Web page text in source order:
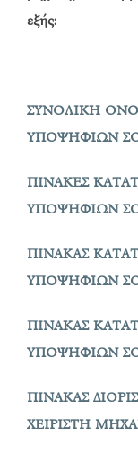
εξής:
ΣΥΝΟΛΙΚΗ
ΥΠΟΨΗΦΙΩΝ
ΠΙΝΑΚΕΣ
ΥΠΟΨΗΦΙΩΝ
ΠΙΝΑΚΑΣ
ΥΠΟΨΗΦΙΩΝ
ΠΙΝΑΚΑΣ
ΥΠΟΨΗΦΙΩΝ
ΠΙΝΑΚΑΣ
ΧΕΙΡΙΣΤΗ